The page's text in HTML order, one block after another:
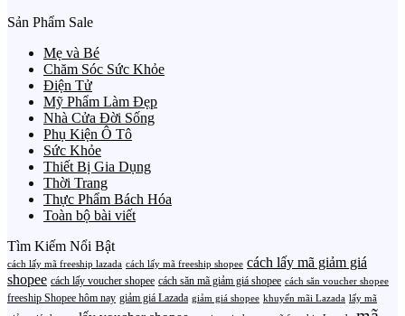
Sản Phẩm Sale
Mẹ và Bé
Chăm Sóc Sức Khỏe
Điện Tử
Mỹ Phẩm Làm Đẹp
Nhà Cửa Đời Sống
Phụ Kiện Ô Tô
Sức Khỏe
Thiết Bị Gia Dụng
Thời Trang
Thực Phẩm Bách Hóa
Toàn bộ bài viết
Tìm Kiếm Nổi Bật
cách lấy mã freeship lazada cách lấy mã freeship shopee cách lấy mã giảm giá
shopee cách lấy voucher shopee cách săn mã giảm giá shopee cách săn voucher shopee
freeship Shopee hôm nay giảm giá Lazada giảm giá shopee khuyến mãi Lazada lấy mã